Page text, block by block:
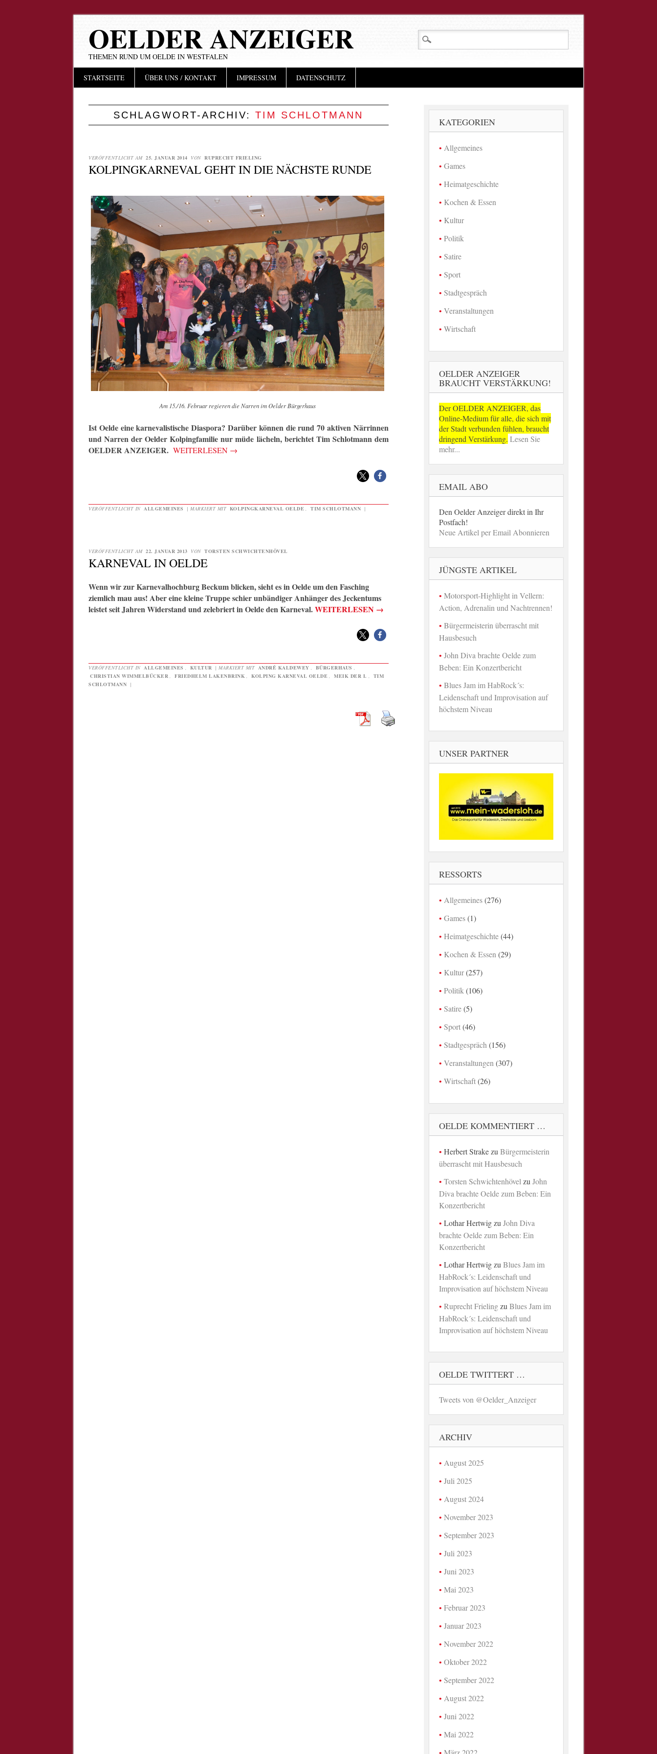
OELDER ANZEIGER
THEMEN RUND UM OELDE IN WESTFALEN
Hauptmenü
InhaltSTARTSEITE ÜBER UNS / KONTAKT IMPRESSUM DATENSCHUTZ
SCHLAGWORT-ARCHIV:TIM SCHLOTMANN
VERÖFFENTLICHT AM 25. JANUAR 2014 VON RUPRECHT FRIELING
KOLPINGKARNEVAL GEHT IN DIE NÄCHSTE RUNDE
Am 15./16. Februar regieren die Narren im Oelder Bürgerhaus
Ist Oelde eine karnevalistische Diaspora? Darüber können die rund 70 aktiven Närrinnen
und Narren der Oelder Kolpingfamilie nur müde lächeln, berichtet Tim Schlotmann dem
OELDER ANZEIGER. WEITERLESEN →
VERÖFFENTLICHT IN ALLGEMEINES | MARKIERT MIT KOLPINGKARNEVAL OELDE TIM SCHLOTMANN |
VERÖFFENTLICHT AM 22. JANUAR 2013 VON TORSTEN SCHWICHTENHÖVEL
KARNEVAL IN OELDE
Wenn wir zur Karnevalhochburg Beckum blicken, sieht es in Oelde um den Fasching
ziemlich mau aus! Aber eine kleine Truppe schier unbändiger Anhänger des Jeckentums
leistet seit Jahren Widerstand und zelebriert in Oelde den Karneval.WEITERLESEN →
VERÖFFENTLICHT IN ALLGEMEINES , KULTUR | MARKIERT MIT ANDRÉ KALDEWEY , BÜRGERHAUS ,
CHRISTIAN WIMMELBÜCKER , FRIEDHELM LAKENBRINK , KOLPING KARNEVAL OELDE , MEIK DER I. ,
TIM
SCHLOTMANN |
KATEGORIEN
Allgemeines
Games
Heimatgeschichte
Kochen & Essen
Kultur
Politik
Satire
Sport
Stadtgespräch
Veranstaltungen
Wirtschaft
OELDER ANZEIGER
BRAUCHT VERSTÄRKUNG!
Der OELDER ANZEIGER, das
Online-Medium für alle, die sich mit
der Stadt verbunden fühlen, braucht
dringend Verstärkung. Lesen Sie
mehr...
EMAIL ABO
Den Oelder Anzeiger direkt in Ihr
Postfach!
Neue Artikel per Email Abonnieren
JÜNGSTE ARTIKEL
Motorsport-Highlight in Vellern:
Action, Adrenalin und Nachtrennen!
Bürgermeisterin überrascht mit
Hausbesuch
John Diva brachte Oelde zum
Beben: Ein Konzertbericht
Blues Jam im HabRock´s:
Leidenschaft und Improvisation auf
höchstem Niveau
UNSER PARTNER
RESSORTS
Allgemeines(276)
Games(1)
Heimatgeschichte(44)
Kochen & Essen (29)
Kultur(257)
Politik (106)
Satire(5)
Sport(46)
Stadtgespräch (156)
Veranstaltungen (307)
Wirtschaft(26)
OELDE KOMMENTIERT …
Herbert Strakezu Bürgermeisterin
überrascht mit Hausbesuch
Torsten Schwichtenhövel zu John
Diva brachte Oelde zum Beben: Ein
Konzertbericht
Lothar Hertwigzu John Diva
brachte Oelde zum Beben: Ein
Konzertbericht
Lothar Hertwigzu Blues Jam im
HabRock´s: Leidenschaft und
Improvisation auf höchstem Niveau
Ruprecht Frielingzu Blues Jam im
HabRock´s: Leidenschaft und
Improvisation auf höchstem Niveau
OELDE TWITTERT …
Tweets von @Oelder_Anzeiger
ARCHIV
August 2025
Juli 2025
August 2024
November 2023
September 2023
Juli 2023
Juni 2023
Mai 2023
Februar 2023
Januar 2023
November 2022
Oktober 2022
September 2022
August 2022
Juni 2022
Mai 2022